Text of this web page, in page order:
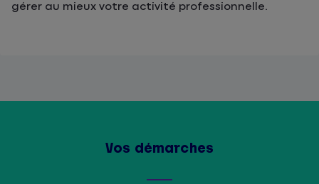
gérer au mieux votre activité professionnelle.
Vos démarches